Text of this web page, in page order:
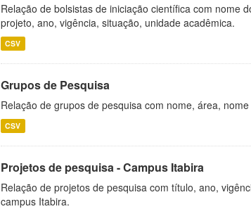
Relação de bolsistas de iniciação científica com nome
projeto, ano, vigência, situação, unidade acadêmica.
CSV
Grupos de Pesquisa
Relação de grupos de pesquisa com nome, área,
CSV
Projetos de pesquisa - Campus Itabira
Relação de projetos de pesquisa com título, ano,
campus Itabira.